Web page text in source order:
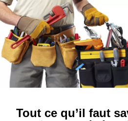
Tout ce qu’il faut